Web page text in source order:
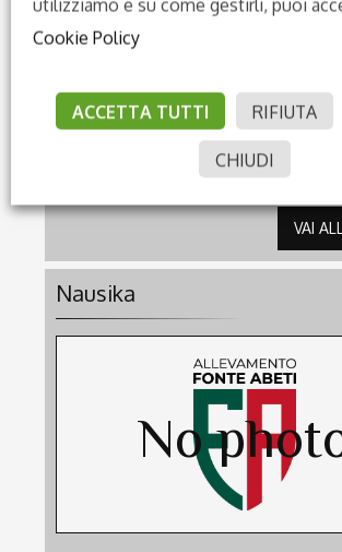
Genealogia:
Santos - Don Frederico
2022
VAI
Nausika
utilizziamo e su come gestirli, puoi
Cookie Policy
ACCETTA TUTTI RIFIUTA
CHIUDI